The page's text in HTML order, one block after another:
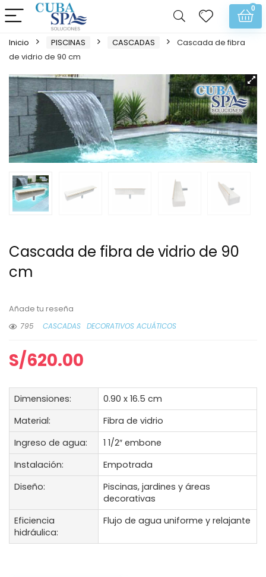
0
Inicio PISCINAS CASCADAS
Cascada de fibra
de vidrio de 90 cm
Cascada de fibra de vidrio de 90
cm
Añade tu reseña
795
CASCADAS DECORATIVOS ACUÁTICOS
S/620.00
Dimensiones:
0.90 x 16.5 cm
Material:
Fibra de vidrio
Ingreso de agua:
1 1/2″ embone
Instalación:
Empotrada
Diseño:
Piscinas, jardines y áreas
decorativas
Eficiencia
hidráulica:
Flujo de agua uniforme y relajante